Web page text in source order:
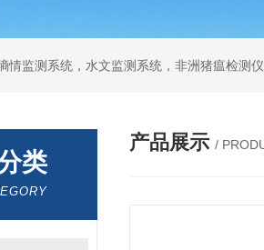
情监测系统，水文监测系统，非洲猪瘟检测
类
产品展示 /